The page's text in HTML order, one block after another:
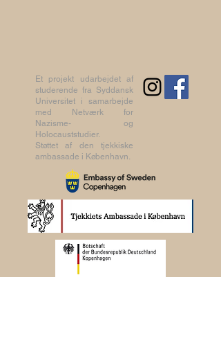
Et projekt udarbejdet af
studerende fra Syddansk
Universitet i samarbejde
med Netværk for
Nazisme- og
Holocauststudier.
Støttet af den tjekkiske
ambassade i København.